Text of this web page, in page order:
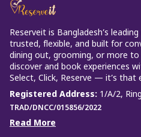
Reserveit is Bangladesh’s
trusted, flexible, and built for
dining out, grooming, or more
discover and book experiences
Select, Click, Reserve — it’s that
Registered Address: 1/A/2,
TRAD/DNCC/015856/2022
Read More